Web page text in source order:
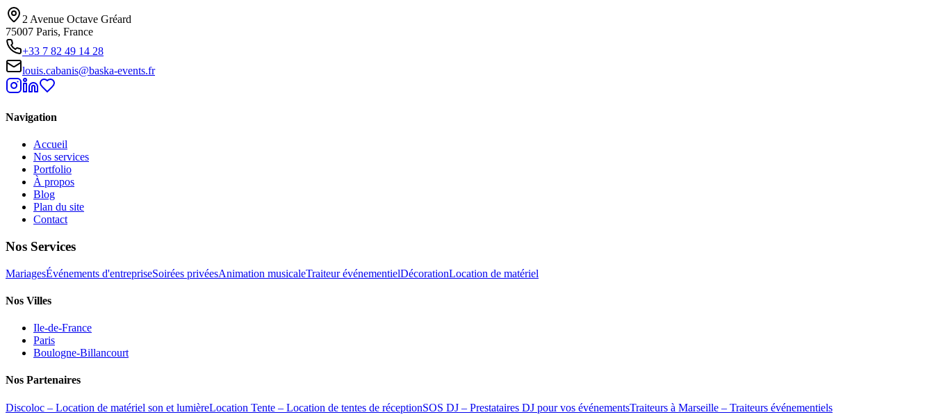
2 Avenue Octave Gréard
75007 Paris, France
+33 7 82 49 14 28
louis.cabanis@baska-events.fr
Navigation
Accueil
Nos services
Portfolio
À propos
Blog
Plan du site
Contact
Nos Services
MariagesÉvénements d'entrepriseSoirées privéesAnimation musicaleTraiteur événementielDécorationLocation de matériel
Nos Villes
Ile-de-France
Paris
Boulogne-Billancourt
Nos Partenaires
Discoloc – Location de matériel son et lumièreLocation Tente – Location de tentes de réceptionSOS DJ – Prestataires DJ pour vos événementsTraiteurs à Marseille – Traiteurs événementiels